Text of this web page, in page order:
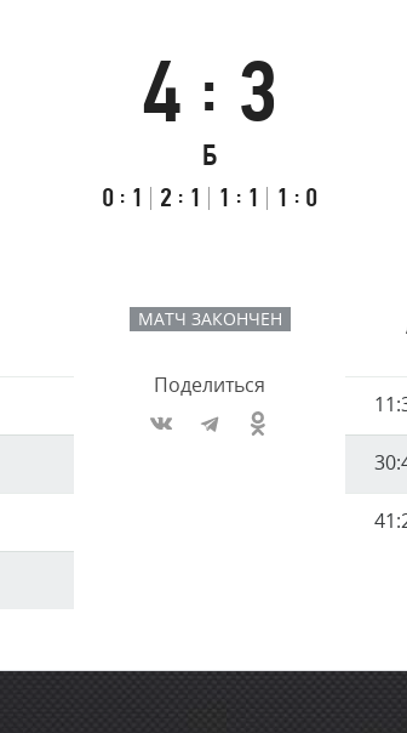
Результаты
Итоговый
счёт
4 : 3
Б
Счёт
по
таймам
Первый
0 : 1
Второй
2 : 1
Третий
1 : 1 Буллиты
1 : 0
МАТЧ ЗАКОНЧЕН
Поделиться
Время